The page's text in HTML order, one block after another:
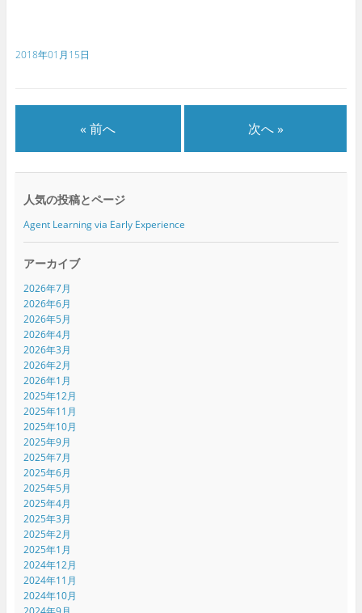
し
ド
ま
)
ッ
ク
さ
(
新
い
ィ
ド
ウ
開
き
ま
ド
ま
)
2018年01月15日
« 前へ 次へ »
人気の投稿とページ
Agent Learning via Early Experience
アーカイブ
2026年7月
2026年6月
2026年5月
2026年4月
2026年3月
2026年2月
2026年1月
2025年12月
2025年11月
2025年10月
2025年9月
2025年7月
2025年6月
2025年5月
2025年4月
2025年3月
2025年2月
2025年1月
2024年12月
2024年11月
2024年10月